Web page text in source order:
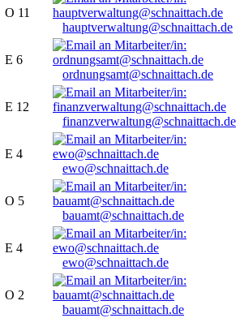
O 11
hauptverwaltung@schnaittach.de
E 6
ordnungsamt@schnaittach.de
E 12
finanzverwaltung@schnaittach.de
E 4
ewo@schnaittach.de
O 5
bauamt@schnaittach.de
E 4
ewo@schnaittach.de
O 2
bauamt@schnaittach.de